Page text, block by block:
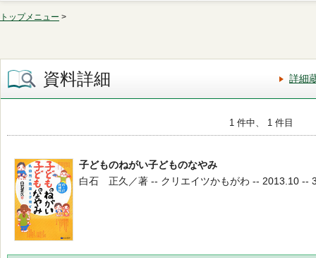
トップメニュー >
資料詳細 詳細
1 件中、 1 件目
子どものねがい子どものなやみ
白石 正久／著 -- クリエイツかもがわ -- 2013.10 --